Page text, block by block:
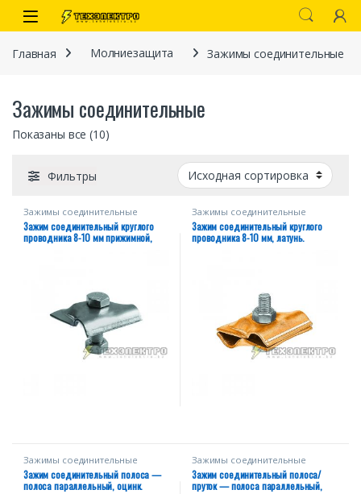
Перейти к навигации
перейти к содержанию
Open
Главная Молниезащита Зажимы соединительные
Зажимы соединительные
Показаны все (10)
Фильтры
Зажимы соединительные
Зажим соединительный круглого
проводника 8-10 мм прижимной,
Зажимы соединительные
Зажим соединительный круглого
проводника 8-10 мм, латунь.
Зажимы соединительные
Зажим соединительный полоса —
полоса параллельный, оцинк.
Зажимы соединительные
Зажим соединительный полоса/
пруток — полоса параллельный,